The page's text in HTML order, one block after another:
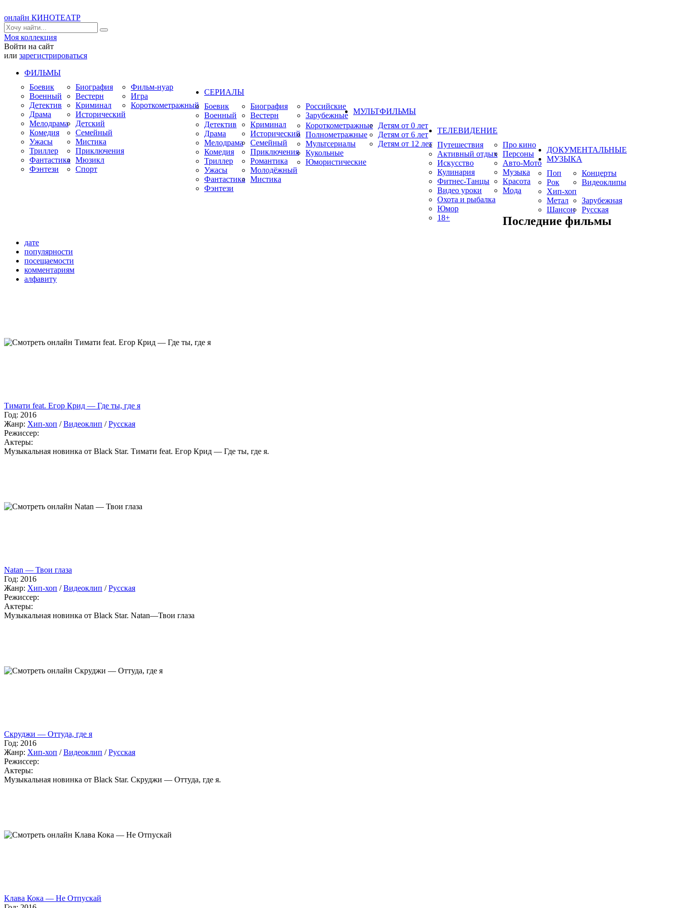
онлайн КИНОТЕАТР
Моя коллекция
Войти на сайт
или зарегистрироваться
ФИЛЬМЫ
Боевик
Военный
Детектив
Драма
Мелодрама
Комедия
Ужасы
Триллер
Фантастика
Фэнтези
Биография
Вестерн
Криминал
Исторический
Детский
Семейный
Мистика
Приключения
Мюзикл
Спорт
Фильм-нуар
Игра
Короткометражный
СЕРИАЛЫ
Боевик
Военный
Детектив
Драма
Мелодрама
Комедия
Триллер
Ужасы
Фантастика
Фэнтези
Биография
Вестерн
Криминал
Исторический
Семейный
Приключения
Романтика
Молодёжный
Мистика
Российские
Зарубежные МУЛЬТФИЛЬМЫ
Короткометражные
Полнометражные
Мультсериалы
Кукольные
Юмористические
Детям от 0 лет
Детям от 6 лет
Детям от 12 лет
ТЕЛЕВИДЕНИЕ
Путешествия
Активный отдых
Искусство
Кулинария
Фитнес-Танцы
Видео уроки
Охота и рыбалка
Юмор
18+
Про кино
Персоны
Авто-Мото
Музыка
Красота
Мода
ДОКУМЕНТАЛЬНЫЕ
МУЗЫКА
Поп
Рок
Хип-хоп
Метал
Шансон
Концерты
Видеоклипы
Зарубежная
Русская
Последние фильмы
дате
популярности
посещаемости
комментариям
алфавиту
Тимати feat. Егор Крид — Где ты, где я
Год: 2016
Жанр: Хип-хоп /Видеоклип /Русская
Режиссер:
Актеры:
Музыкальная новинка от Black Star. Тимати feat. Егор Крид — Где ты, где я.
Natan — Твои глаза
Год: 2016
Жанр: Хип-хоп /Видеоклип /Русская
Режиссер:
Актеры:
Музыкальная новинка от Black Star. Natan—Твои глаза
Скруджи — Оттуда, где я
Год: 2016
Жанр: Хип-хоп /Видеоклип /Русская
Режиссер:
Актеры:
Музыкальная новинка от Black Star. Скруджи — Оттуда, где я.
Клава Кока — Не Отпускай